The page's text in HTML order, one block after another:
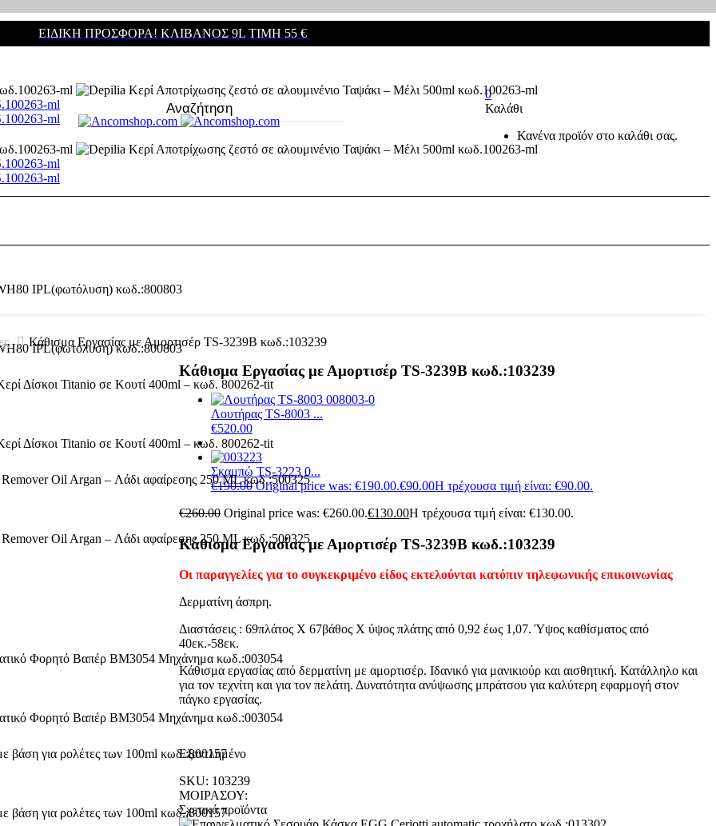
ΕΙΔΙΚΗ ΠΡΟΣΦΟΡΑ! ΚΛΊΒΑΝΟΣ 9L ΤΙΜΉ 55 €
0
Καλάθι
Κανένα προϊόν στο καλάθι σας.
ml
ml
ml
ml
Κάθισμα Εργασίας με Αμορτισέρ TS-3239B κωδ.:103239
Κάθισμα Εργασίας με Αμορτισέρ TS-3239B κωδ.:103239
Λουτήρας TS-8003 ...
€520.00
Σκαμπώ TS-3223 0...
€190.00 Original price was: €190.00.€90.00Η τρέχουσα τιμή είναι: €90.00.
€260.00 Original price was: €260.00.€130.00Η τρέχουσα τιμή είναι: €130.00.
Κάθισμα Εργασίας με Αμορτισέρ TS-3239B κωδ.:103239
Οι παραγγελίες για το συγκεκριμένο είδος εκτελούνται κατόπιν τηλεφωνικής επικοινωνίας
Δερματίνη άσπρη.
Διαστάσεις : 69πλάτος Χ 67βάθος Χ ύψος πλάτης από 0,92 έως 1,07. Ύψος καθίσματος από
40εκ.-58εκ.
Κάθισμα εργασίας από δερματίνη με αμορτισέρ. Ιδανικό για μανικιούρ και αισθητική. Κατάλληλο και
για τον τεχνίτη και για τον πελάτη. Δυνατότητα ανύψωσης μπράτσου για καλύτερη εφαρμογή στον
πάγκο εργασίας.
Εξαντλημένο
SKU: 103239
ΜΟΙΡΑΣΟΥ:
Σχετικά προϊόντα